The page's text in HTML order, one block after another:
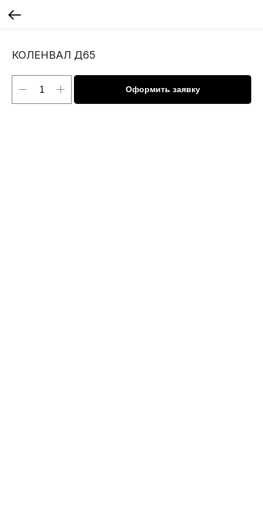
КОЛЕНВАЛ Д65
Оформить заявку